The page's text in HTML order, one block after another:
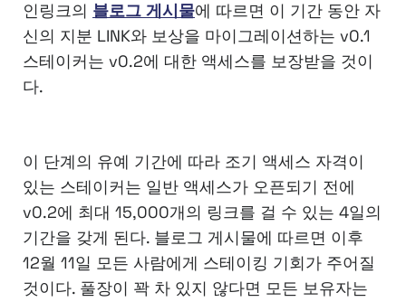
인링크의 블로그 게시물에 따르면 이 기간 동안 자
신의 지분 LINK와 보상을 마이그레이션하는 v0.1
스테이커는 v0.2에 대한 액세스를 보장받을 것이
다.
이 단계의 유예 기간에 따라 조기 액세스 자격이
있는 스테이커는 일반 액세스가 오픈되기 전에
v0.2에 최대 15,000개의 링크를 걸 수 있는 4일의
기간을 갖게 된다. 블로그 게시물에 따르면 이후
12월 11일 모든 사람에게 스테이킹 기회가 주어질
것이다. 풀장이 꽉 차 있지 않다면 모든 보유자는